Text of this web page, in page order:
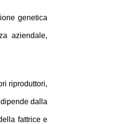
genetica
aziendale,
riproduttori,
dalla
fattrice e